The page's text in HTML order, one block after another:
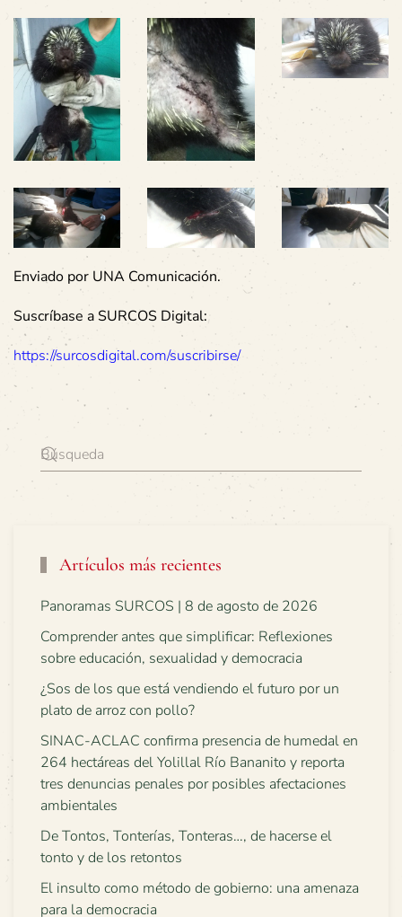
Enviado por UNA Comunicación.
Suscríbase a SURCOS Digital:
https://surcosdigital.com/suscribirse/
Artículos más recientes
Panoramas SURCOS | 8 de agosto de 2026
Comprender antes que simplificar: Reflexiones
sobre educación, sexualidad y democracia
¿Sos de los que está vendiendo el futuro por un
plato de arroz con pollo?
SINAC-ACLAC confirma presencia de humedal en
264 hectáreas del Yolillal Río Bananito y reporta
tres denuncias penales por posibles afectaciones
ambientales
De Tontos, Tonterías, Tonteras…, de hacerse el
tonto y de los retontos
El insulto como método de gobierno: una amenaza
para la democracia